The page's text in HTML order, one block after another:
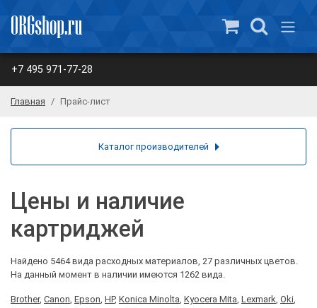
+7 495 971-77-28
Главная Прайс-лист
Цены и наличие
картриджей
Найдено 5464 вида расходных материалов, 27 различных цветов.
На данный момент в наличии имеются 1262 вида.
Brother, Canon, Epson, HP, Konica Minolta, Kyocera Mita, Lexmark, Oki,